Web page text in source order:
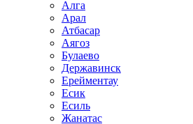
Алга
Арал
Атбасар
Аягоз
Булаево
Державинск
Ерейментау
Есик
Есиль
Жанатас